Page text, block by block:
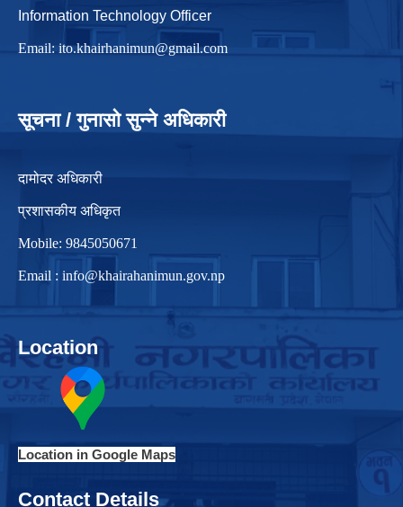
Information Technology Officer
Email: ito.khairhanimun@gmail.com
सूचना / गुनासो सुन्ने अधिकारी
दामोदर अधिकारी
प्रशासकीय अधिकृत
Mobile: 9845050671
Email : info@khairahanimun.gov.np
Location
Location in Google Maps
Contact Details